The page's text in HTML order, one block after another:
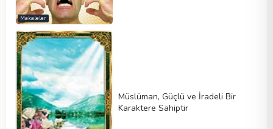
Makaleler
Müslüman, Güçlü ve İradeli Bir
Karaktere Sahiptir